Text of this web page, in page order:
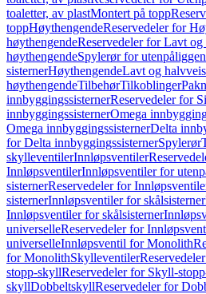
toaletter, av plastMontert på topp
toppHøythengendeReservedeler for
høythengendeReservedeler for Lavt og
høythengendeSpylerør for
sisternerHøythengendeLavt og halvveis
høythengendeTilbehørTilkoblinger
innbyggingssisternerReservedeler for
innbyggingssisternerOmega
Omega innbyggingssisternerDelta
for Delta innbyggingssisternerSpylerør
skylleventilerInnløpsventiler
InnløpsventilerInnløpsventiler for
sisternerReservedeler for
sisternerInnløpsventiler for skålsisterner
Innløpsventiler for skålsisterner
universelleReservedeler for
universelleInnløpsventil for Monolith
for MonolithSkylleventiler
stopp-skyllReservedeler for Skyll-
skyllDobbeltskyllReservedeler for